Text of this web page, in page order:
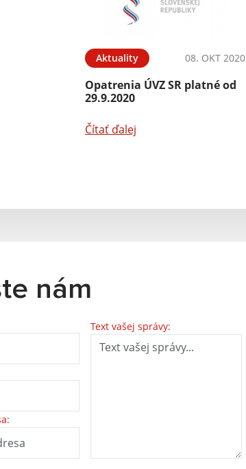
Aktuality 08. OKT 2020
Opatrenia ÚVZ SR platné od
29.9.2020
Čítať ďalej
nám
Text vašej správy: